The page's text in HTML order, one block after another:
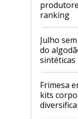
ranking
Julho
do
sintéticas
Frimesa
kits